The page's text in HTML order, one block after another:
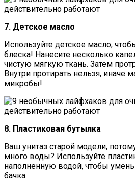
7. Детское масло
Используйте детское масло,
блеска! Нанесите несколько
чистую мягкую ткань. Затем
Внутри протирать нельзя, иначе
микробы!
8. Пластиковая бутылка
Ваш унитаз старой модели,
много воды? Используйте
наполненную водой, чтобы
бачка.